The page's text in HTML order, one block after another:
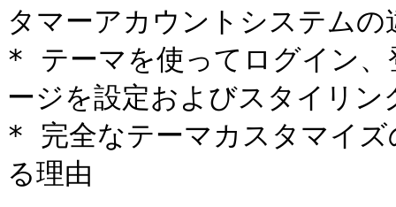
タマーアカウントシステムの
* テーマを使ってログイン、
ージを設定およびスタイリン
* 完全なテーマカスタマイズ
る理由